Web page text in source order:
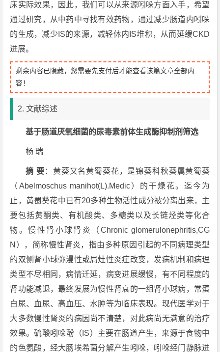
床实际效果，因此，我们可以从来源吲哚方面入手，希望
通过研究，从中药中寻找有效药物，通过减少肠道内吲哚
的生成，减少IS的来源，减轻体内IS堆积，从而延缓CKD
进展。
剩余内容已隐藏，您需要先支付后才能查看该篇文章全部内
容！
2. 文献综述
基于肠道厌氧细菌的尿毒素前体生成酶抑制剂筛选
杨 瑞
摘 要 ：黄葵又名黄蜀葵花，是锦葵科秋葵属黄蜀葵
（Abelmoschus manihot(L).Medic）的干燥花。迄今为
止，黄蜀葵花中已有20多种生物活性成分被分离出来，主
要包括黄酮类、有机酸类、多糖类以及长链烃类等化合
物。慢性肾小球肾炎（Chronic glomerulonephritis,CG
N），简称慢性肾炎，指由多种原因引起的不同病理类型
的双侧肾小球弥漫性或局灶性炎症改变，发病机制和病理
类型不尽相同，病情迁延，病变进展缓慢，有不同程度的
肾功能减退，最终发展为慢性肾衰的一组肾小球病，常蛋
白尿、血尿、高血压、水肿等为临床表现。现代医学对于
大多数慢性肾炎的病因尚不清楚，对此病尚无满意的治疗
效果。硫酸吲哚酚（IS）主要在肠道产生，来源于食物中
的色氨酸，经大肠埃希菌分解产生吲哚，吲哚经门静脉进